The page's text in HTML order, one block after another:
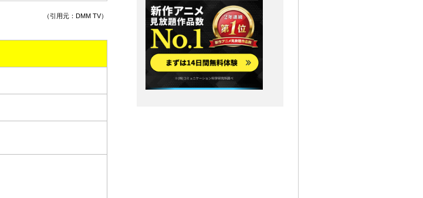
（引用元：DMM TV）